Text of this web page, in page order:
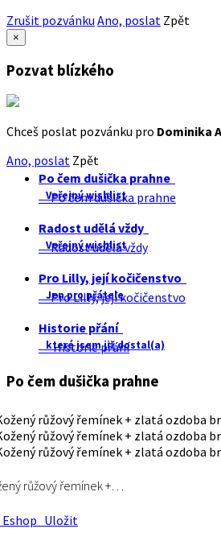
Zrušit pozvánku Ano, poslat Zpět
×
Pozvat blízkého
Chceš poslat pozvánku pro Dominika
Ano, poslat Zpět
Po čem dušička prahne
Veřejný wishlist
Po čem dušička prahne
Radost udělá vždy
Veřejný wishlist
Radost udělá vždy
Pro Lilly, její kočičenstvo
Jen pro přátele
Pro Lilly, její kočičenstvo
Historie přání
které jsem již dostal(a)
Historie přání
Po čem dušička prahne
růžový řemínek +…
Uložit